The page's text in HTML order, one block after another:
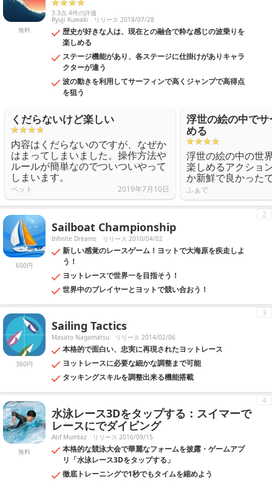
無料
3.3点 4件の評価
Ryuji Kuwaki リリース 2018/07/28
歴史が好きな人は、現在との融合で粋な感じの波乗りを
楽しめる
ステージ機能があり、各ステージに仕掛けがありキャラ
クターが違う
波の動きを利用してサーフィンで高くジャンプで高得点
を狙う
くだらないけど楽しい
内容はくだらないのですが、なぜか
はまってしまいました。操作方法や
ルールが簡単なのでついついやって
しまいます。
ペット 2019年7月10日
浮世の絵の中で
める
浮世の絵の中の世
楽しめるアクショ
か新鮮で良かった
ふぁで
600円
Sailboat Championship
Infinite Dreams リリース 2010/04/02
新しい感覚のレースゲーム！ヨットで大海原を疾走しよ
う！
ヨットレースで世界一を目指そう！
世界中のプレイヤーとヨットで競い合おう！
2
360円
Sailing Tactics
Masato Nagamatsu リリース 2014/02/06
本格的で面白い、忠実に再現されたヨットレース
ヨットレースに必要な細かな調整まで可能
タッキングスキルを調整出来る機能搭載
3
無料
水泳レース3Dをタップする：スイマーで
レースにでダイビング
Atif Mumtaz リリース 2016/09/15
本格的な競泳大会で華麗なフォームを披露・ゲームアプ
リ「水泳レース3Dをタップする」
徹底トレーニングで1秒でもタイムを縮めよう
4